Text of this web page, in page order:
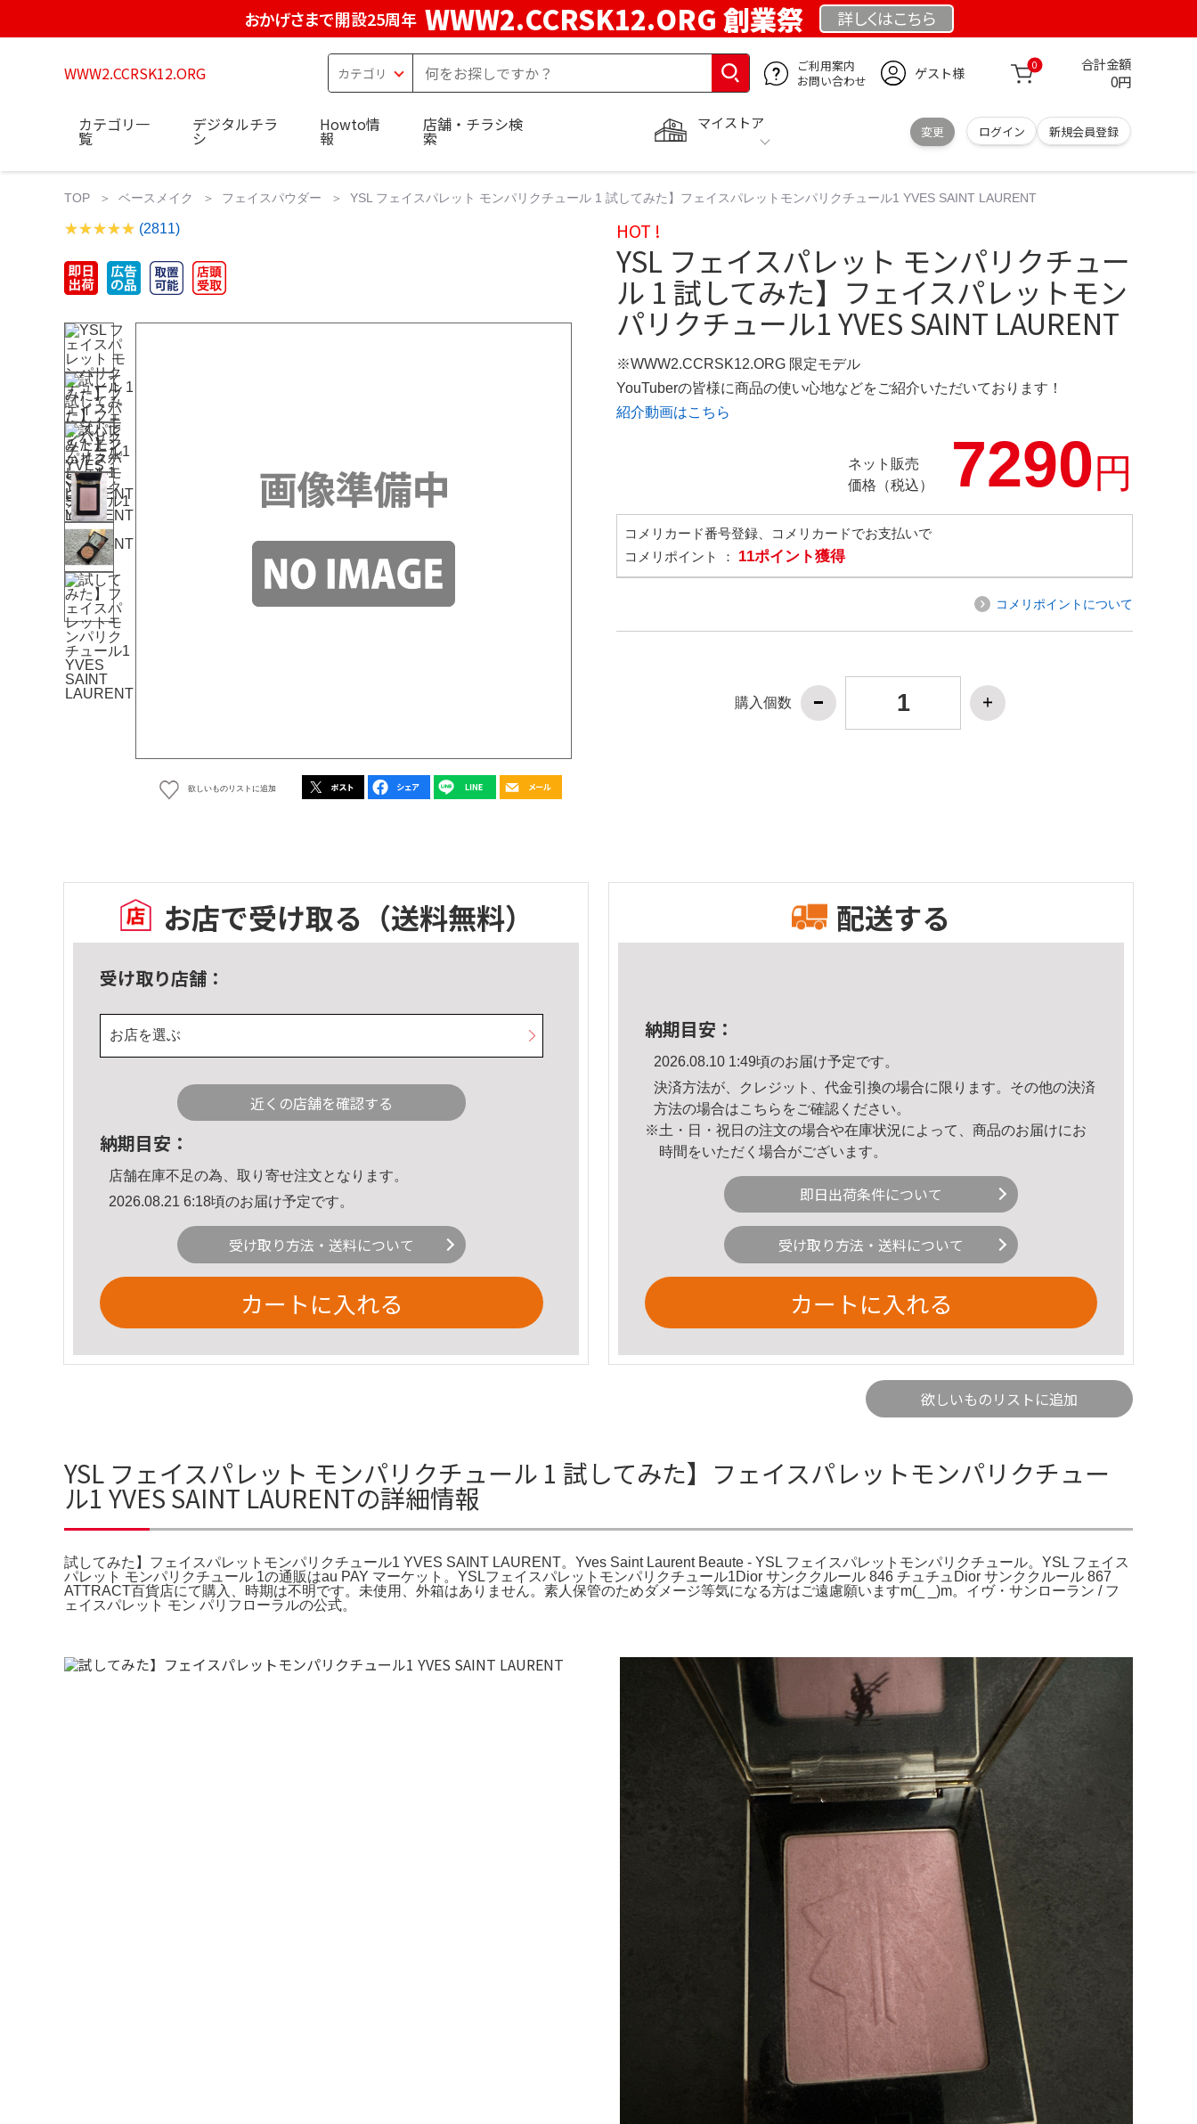
おかげさまで開設25周年 WWW2.CCRSK12.ORG 創業祭 詳しくはこちら
WWW2.CCRSK12.ORG
ご利用案内
お問い合わせ
ゲスト様 0 合計金額
0円
マイストア
変更 ログイン 新規会員登録
カテゴリ一
覧
デジタルチラ
シ
Howto情
報
店舗・チラシ検
索
TOP ベースメイク フェイスパウダー YSL フェイスパレット モンパリクチュール 1 試してみた】フェイスパレットモンパリクチュール1 YVES SAINT LAURENT
(2811)
欲しいものリストに追加
HOT !
YSL フェイスパレット モンパリクチュー
ル 1 試してみた】フェイスパレットモン
パリクチュール1 YVES SAINT LAURENT
※WWW2.CCRSK12.ORG 限定モデル
YouTuberの皆様に商品の使い心地などをご紹介いただいております！
紹介動画はこちら
ネット販売
価格（税込）
7290円
コメリカード番号登録、コメリカードでお支払いで
コメリポイント ： 11ポイント獲得
コメリポイントについて
購入個数
お店で受け取る （送料無料）
受け取り店舗：
お店を選ぶ
近くの店舗を確認する
納期目安：
店舗在庫不足の為、取り寄せ注文となります。
2026.08.21 6:18頃のお届け予定です。
受け取り方法・送料について
カートに入れる
配送する
納期目安：
2026.08.10 1:49頃のお届け予定です。
決済方法が、クレジット、代金引換の場合に限ります。その他の決済
方法の場合はこちら をご確認ください。
※土・日・祝日の注文の場合や在庫状況によって、商品のお届けにお
時間をいただく場合がございます。
即日出荷条件について
受け取り方法・送料について
カートに入れる
欲しいものリストに追加
YSL フェイスパレット モンパリクチュール 1 試してみた】フェイスパレットモンパリクチュー
ル1 YVES SAINT LAURENTの詳細情報
試してみた】フェイスパレットモンパリクチュール1 YVES SAINT LAURENT。Yves Saint Laurent Beaute - YSL フェイスパレットモンパリクチュール。YSL フェイス
パレット モンパリクチュール 1の通販はau PAY マーケット。YSLフェイスパレットモンパリクチュール1Dior サンククルール 846 チュチュDior サンククルール 867
ATTRACT百貨店にて購入、時期は不明です。未使用、外箱はありません。素人保管のためダメージ等気になる方はご遠慮願いますm(_ _)m。イヴ・サンローラン / フ
ェイスパレット モン パリフローラルの公式。